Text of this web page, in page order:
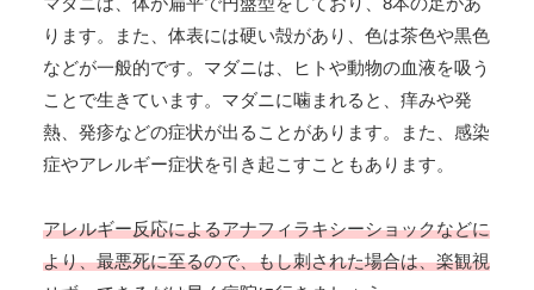
ります。また、体表には硬い殻があり、色は茶色や黒色
などが一般的です。マダニは、ヒトや動物の血液を吸う
ことで生きています。マダニに噛まれると、痒みや発
熱、発疹などの症状が出ることがあります。また、感染
症やアレルギー症状を引き起こすこともあります。
アレルギー反応によるアナフィラキシーショックなどに
より、最悪死に至るので、もし刺された場合は、楽観視